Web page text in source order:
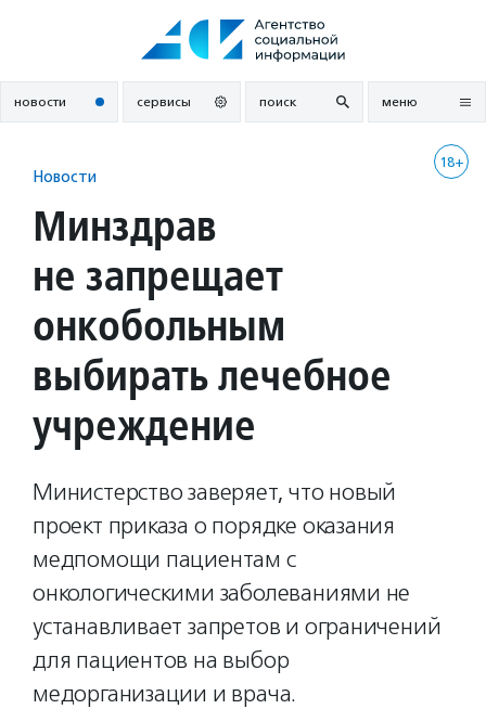
новости сервисы поиск меню
18+
Новости
Минздрав
не запрещает
онкобольным
выбирать лечебное
учреждение
Министерство заверяет, что новый
проект приказа о порядке оказания
медпомощи пациентам с
онкологическими заболеваниями не
устанавливает запретов и ограничений
для пациентов на выбор
медорганизации и врача.